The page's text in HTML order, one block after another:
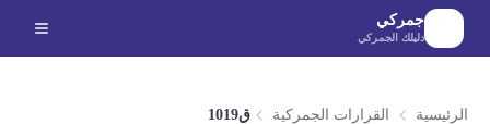
الانتقال إلى المحتوى الرئيسي
جمركي
دليلك الجمركي
الرئيسية القرارات الجمركية ق1019